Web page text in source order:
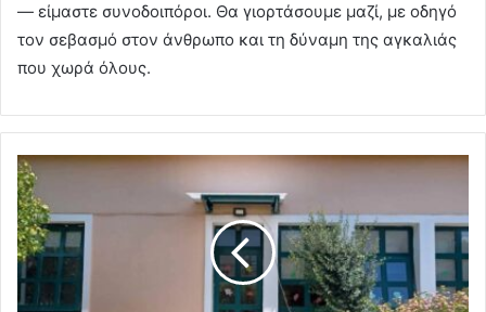
— είμαστε συνοδοιπόροι. Θα γιορτάσουμε μαζί, με οδηγό
τον σεβασμό στον άνθρωπο και τη δύναμη της αγκαλιάς
που χωρά όλους.